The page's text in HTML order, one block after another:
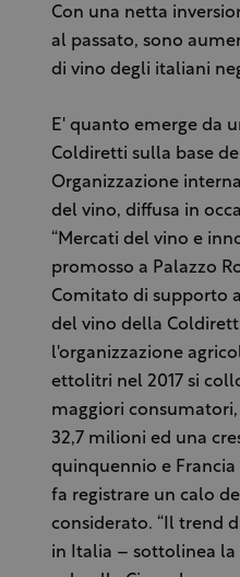
Con una netta
al passato, sono
di vino degli italiani
E' quanto emerge da
Coldiretti sulla base
Organizzazione
del vino, diffusa in
“Mercati del vino e
promosso a Palazzo
Comitato di supporto
del vino della
l'organizzazione
ettolitri nel 2017 si
maggiori
32,7 milioni ed una
quinquennio e
fa registrare un calo
considerato. “Il trend
in Italia – sottolinea la